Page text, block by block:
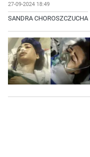
27-09-2024 18:49
SANDRA CHOROSZCZUCHA